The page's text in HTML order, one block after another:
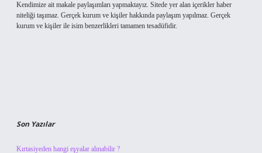
Kendimize ait makale paylaşımları yapmaktayız. Sitede yer alan içerikler haber
niteliği taşımaz. Gerçek kurum ve kişiler hakkında paylaşım yapılmaz. Gerçek
kurum ve kişiler ile isim benzerlikleri tamamen tesadüfidir.
Son Yazılar
Kırtasiyeden hangi eşyalar alınabilir ?